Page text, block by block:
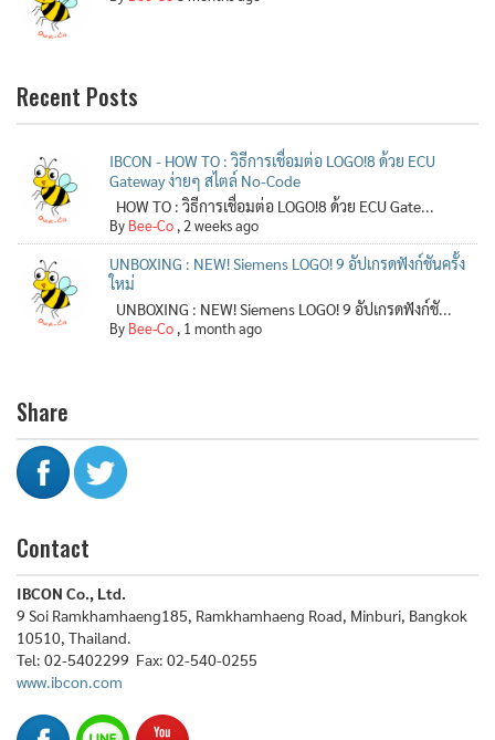
Recent Posts
IBCON - HOW TO : วิธีการเชื่อมต่อ LOGO!8 ด้วย ECU
Gateway ง่ายๆ สไตล์ No-Code
HOW TO : วิธีการเชื่อมต่อ LOGO!8 ด้วย ECU Gate...
By Bee-Co ,2 weeks ago
UNBOXING : NEW! Siemens LOGO! 9 อัปเกรดฟังก์ชันครั้ง
ใหม่
UNBOXING : NEW! Siemens LOGO! 9 อัปเกรดฟังก์ชั...
By Bee-Co , 1 month ago
Share
Contact
IBCON Co., Ltd.
9 Soi Ramkhamhaeng185, Ramkhamhaeng Road, Minburi, Bangkok
10510, Thailand.
Tel: 02-5402299 Fax: 02-540-0255
www.ibcon.com